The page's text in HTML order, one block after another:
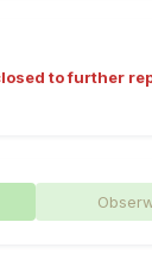
to further